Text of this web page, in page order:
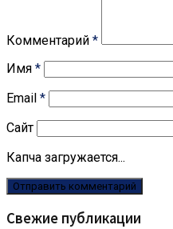
Комментарий *
Имя *
Email *
Сайт
Капча загружается...
Свежие публикации